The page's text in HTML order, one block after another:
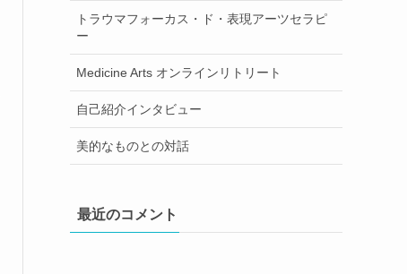
トラウマフォーカス・ド・表現アーツセラピ
ー
Medicine Arts オンラインリトリート
自己紹介インタビュー
美的なものとの対話
最近のコメント